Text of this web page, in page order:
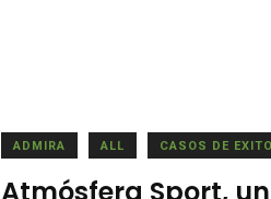
ADMIRA ALL CASOS DE EXITO